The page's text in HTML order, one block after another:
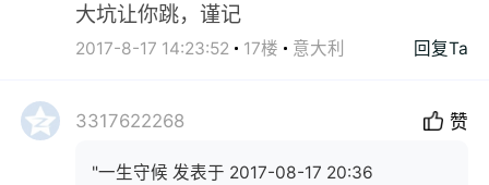
大坑让你跳，谨记
2017-8-17 14:23:52 17楼 意大利 回复Ta
3317622268 赞
"一生守候 发表于 2017-08-17 20:36